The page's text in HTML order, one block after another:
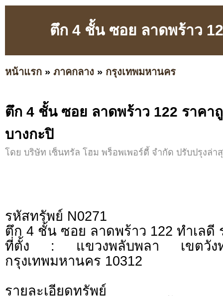
ตึก 4 ชั้น ซอย ลาดพร้าว
หน้าแรก » ภาคกลาง » กรุงเทพมหานคร
ตึก 4 ชั้น ซอย ลาดพร้าว 122 ราคา
บางกะปิ
โดย บริษัท เซ็นทรัล โฮม พร็อพเพอร์ตี้ จำกัด ปรับปรุงล่า
รหัสทรัพย์ N0271
ตึก 4 ชั้น ซอย ลาดพร้าว 122 ทำเลดี
ที่ตั้ง : แขวงพลับพลา เขตวังท
กรุงเทพมหานคร 10312
รายละเอียดทรัพย์